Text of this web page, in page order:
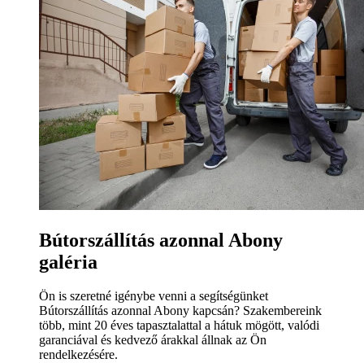
Bútorszállítás azonnal Abony
galéria
Ön is szeretné igénybe venni a segítségünket
Bútorszállítás azonnal Abony kapcsán? Szakembereink
több, mint 20 éves tapasztalattal a hátuk mögött, valódi
garanciával és kedvező árakkal állnak az Ön
rendelkezésére.